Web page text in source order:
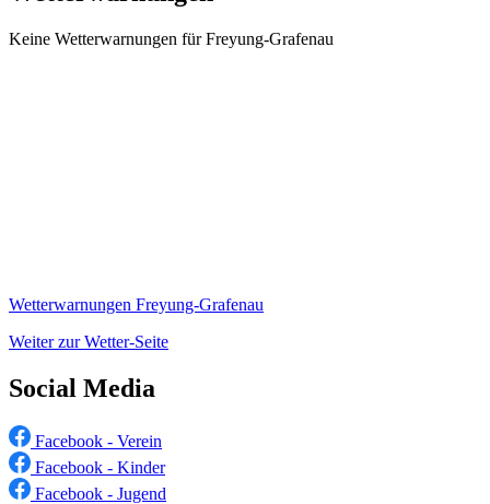
Keine Wetterwarnungen für Freyung-Grafenau
Wetterwarnungen Freyung-Grafenau
Weiter zur Wetter-Seite
Social Media
Facebook - Verein
Facebook - Kinder
Facebook - Jugend